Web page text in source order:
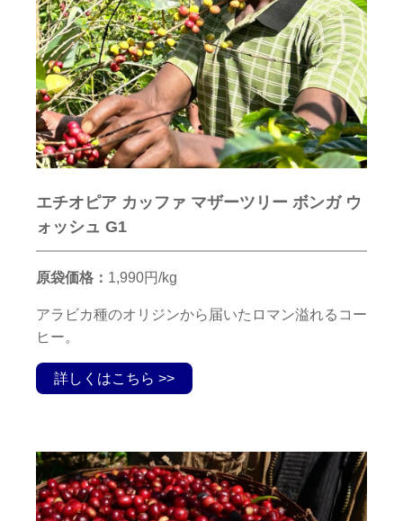
エチオピア カッファ マザーツリー ボンガ ウ
ォッシュ G1
原袋価格： 1,990円/kg
アラビカ種のオリジンから届いたロマン溢れるコー
ヒー。
詳しくはこちら >>